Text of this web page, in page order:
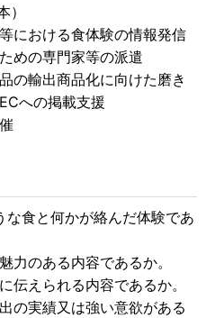
における食体験の情報発信
めの専門家等の派遣
の輸出商品化に向けた磨き
への掲載支援
食と何かが絡んだ体験であ
力のある内容であるか。
伝えられる内容であるか。
の実績又は強い意欲がある